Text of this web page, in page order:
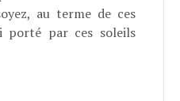
au terme de ces
porté par ces soleils